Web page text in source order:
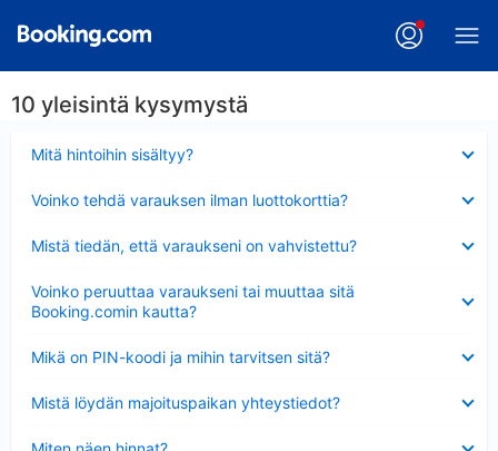
10 yleisintä kysymystä
Mitä hintoihin sisältyy?
Voinko tehdä varauksen ilman luottokorttia?
Mistä tiedän, että varaukseni on vahvistettu?
Voinko peruuttaa varaukseni tai muuttaa sitä
Booking.comin kautta?
Mikä on PIN-koodi ja mihin tarvitsen sitä?
Mistä löydän majoituspaikan yhteystiedot?